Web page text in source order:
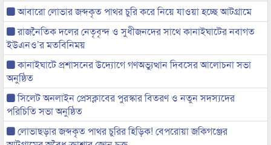
আবারো লোভার জব্দকৃত পাথর চুরি করে নিয়ে যাওয়া হচ্ছে আটগ্রামে
রাজনৈতিক দলের নেতৃবৃন্দ ও সুধীজনদের সাথে কানাইঘাটের নবাগত
ইউএনও’র মতবিনিময়
কানাইঘাটে প্রশাসনের উদ্যোগে গণঅভ্যুত্থান দিবসের আলোচনা সভা
অনুষ্ঠিত
সিলেট অনলাইন প্রেসক্লাবের পুরস্কার বিতরণ ও নতুন সদস্যদের
পরিচিতি সভা অনুষ্ঠিত
লোভাছড়ার জব্দকৃত পাথর চুরির হিড়িক! বেপরোয়া জকিগঞ্জের